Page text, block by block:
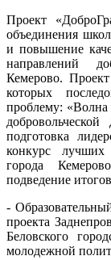
Проект
объединения
и повышение
направлений
Кемерово.
которых
проблему:
подготовка
конкурс лучших
города
подведение
-
проекта
Беловского
молодежной